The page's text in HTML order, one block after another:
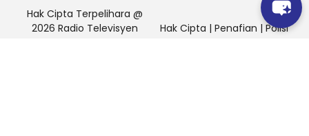
Hak Cipta Terpelihara @
2026 Radio Televisyen
Hak Cipta | Penafian | Polisi